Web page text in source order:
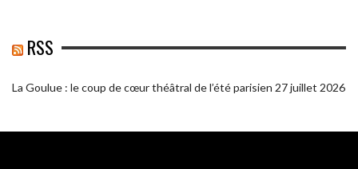
RSS
La Goulue : le coup de cœur théâtral de l’été parisien 27 juillet 2026